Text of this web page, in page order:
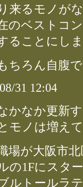
来るモノが
のベストコ
ることにし
ちろん自腹
31 12:04
かなか更新
モノは増え
場が大阪市北
の1Fにスタ
ルトールラ